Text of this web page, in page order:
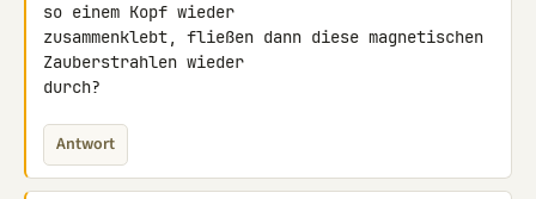
so einem Kopf wieder
zusammenklebt, fließen dann diese magnetischen
Zauberstrahlen wieder
durch?
Antwort